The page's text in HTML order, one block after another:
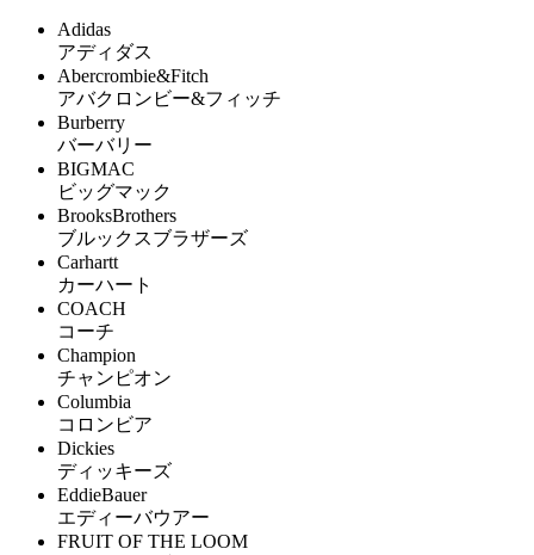
Adidas
アディダス
Abercrombie&Fitch
アバクロンビー&フィッチ
Burberry
バーバリー
BIGMAC
ビッグマック
BrooksBrothers
ブルックスブラザーズ
Carhartt
カーハート
COACH
コーチ
Champion
チャンピオン
Columbia
コロンビア
Dickies
ディッキーズ
EddieBauer
エディーバウアー
FRUIT OF THE LOOM